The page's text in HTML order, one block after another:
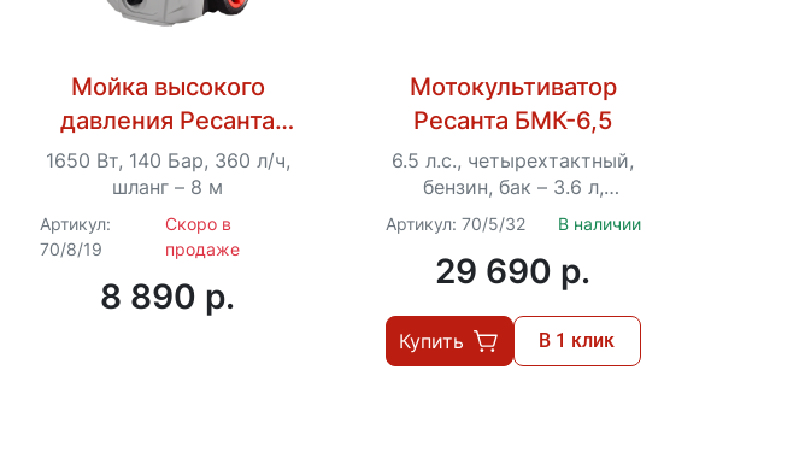
Мойка высокого
давления Ресанта
МР-140
1650 Вт, 140 Бар, 360 л/ч,
шланг – 8 м
Артикул:
70/8/19
Скоро в
продаже
8 890 p.
Мотокультиватор
Ресанта БМК-6,5
6.5 л.с., четырехтактный,
бензин, бак – 3.6 л,
ширина – 85 см
Артикул: 70/5/32 В наличии
29 690 p.
Купить В 1 клик